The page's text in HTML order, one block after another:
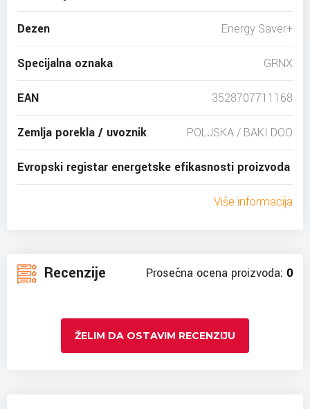
Dezen Energy Saver+
Specijalna oznaka GRNX
EAN 3528707711168
Zemlja porekla / uvoznik POLJSKA / BAKI DOO
Evropski registar energetske efikasnosti proizvoda
Više informacija
Recenzije Prosečna ocena proizvoda: 0
ŽELIM DA OSTAVIM RECENZIJU